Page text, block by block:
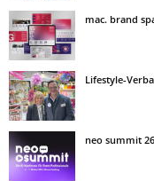
mac. brand
Lifestyle-
neo summit